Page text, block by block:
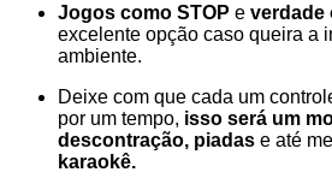
Jogos como STOP e verdade
excelente opção caso queira a
ambiente.
Deixe com que cada um
por um tempo, isso será um
descontração, piadas e até
karaokê.